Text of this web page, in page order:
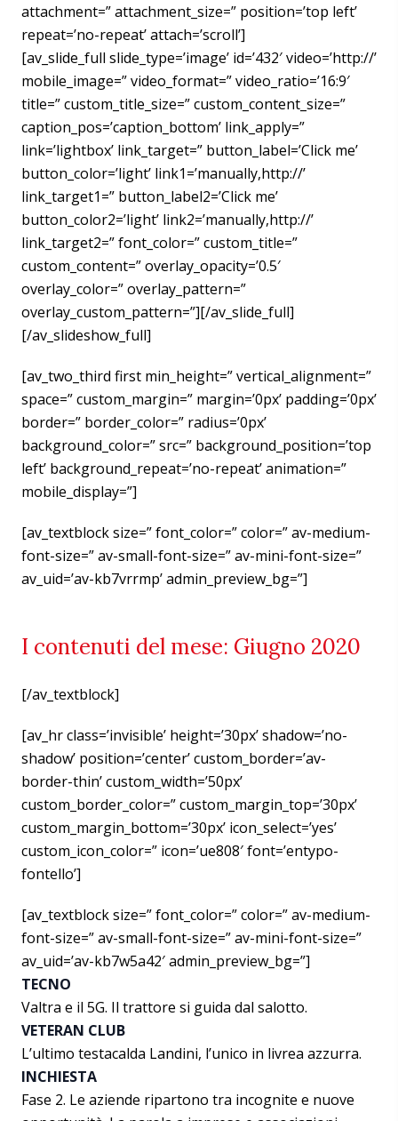
attachment=” attachment_size=” position=’top left’
repeat=’no-repeat’ attach=’scroll’]
[av_slide_full slide_type=’image’ id=’432′ video=’http://’
mobile_image=” video_format=” video_ratio=’16:9′
title=” custom_title_size=” custom_content_size=”
caption_pos=’caption_bottom’ link_apply=”
link=’lightbox’ link_target=” button_label=’Click me’
button_color=’light’ link1=’manually,http://’
link_target1=” button_label2=’Click me’
button_color2=’light’ link2=’manually,http://’
link_target2=” font_color=” custom_title=”
custom_content=” overlay_opacity=’0.5′
overlay_color=” overlay_pattern=”
overlay_custom_pattern=”][/av_slide_full]
[/av_slideshow_full]
[av_two_third first min_height=” vertical_alignment=”
space=” custom_margin=” margin=’0px’ padding=’0px’
border=” border_color=” radius=’0px’
background_color=” src=” background_position=’top
left’ background_repeat=’no-repeat’ animation=”
mobile_display=”]
[av_textblock size=” font_color=” color=” av-medium-
font-size=” av-small-font-size=” av-mini-font-size=”
av_uid=’av-kb7vrrmp’ admin_preview_bg=”]
I contenuti del mese: Giugno 2020
[/av_textblock]
[av_hr class=’invisible’ height=’30px’ shadow=’no-
shadow’ position=’center’ custom_border=’av-
border-thin’ custom_width=’50px’
custom_border_color=” custom_margin_top=’30px’
custom_margin_bottom=’30px’ icon_select=’yes’
custom_icon_color=” icon=’ue808′ font=’entypo-
fontello’]
[av_textblock size=” font_color=” color=” av-medium-
font-size=” av-small-font-size=” av-mini-font-size=”
av_uid=’av-kb7w5a42′ admin_preview_bg=”]
TECNO
Valtra e il 5G. Il trattore si guida dal salotto.
VETERAN CLUB
L’ultimo testacalda Landini, l’unico in livrea azzurra.
INCHIESTA
Fase 2. Le aziende ripartono tra incognite e nuove